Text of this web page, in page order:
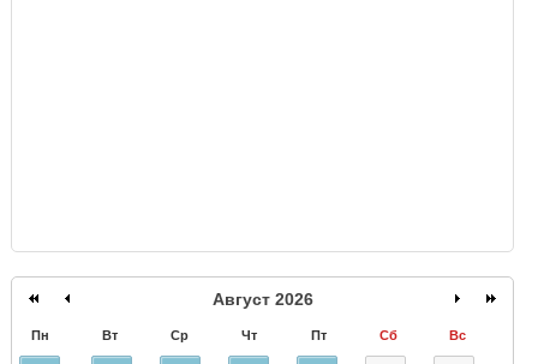
Август 2026
Пн Вт Ср Чт Пт Сб Вс